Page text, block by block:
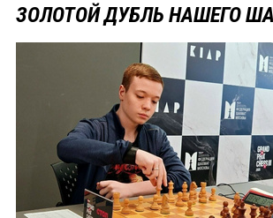
ЗОЛОТОЙ ДУБЛЬ НАШЕГО